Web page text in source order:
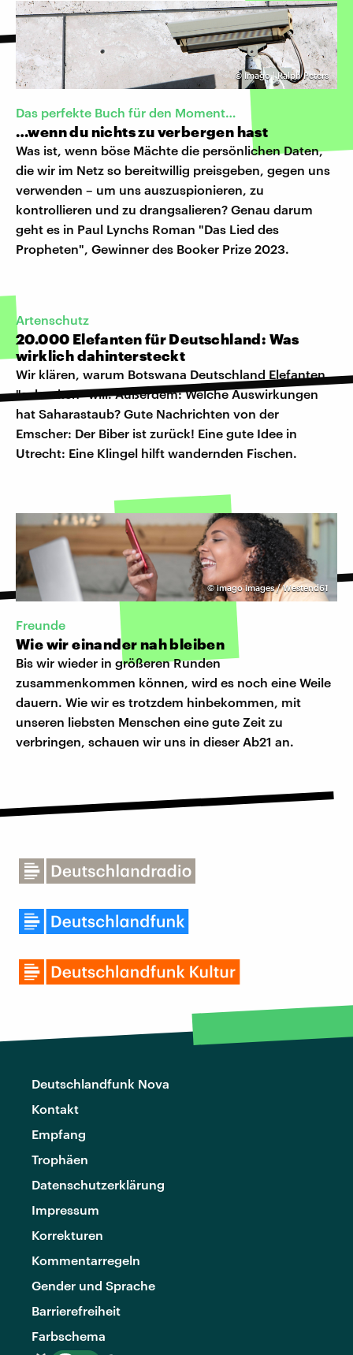
© Imago | Ralph Peters
Das perfekte Buch für den Moment…
…wenn du nichts zu verbergen hast
Was ist, wenn böse Mächte die persönlichen Daten,
die wir im Netz so bereitwillig preisgeben, gegen uns
verwenden – um uns auszuspionieren, zu
kontrollieren und zu drangsalieren? Genau darum
geht es in Paul Lynchs Roman "Das Lied des
Propheten", Gewinner des Booker Prize 2023.
Artenschutz
20.000 Elefanten für Deutschland: Was
wirklich dahintersteckt
Wir klären, warum Botswana Deutschland Elefanten
"schenken" will. Außerdem: Welche Auswirkungen
hat Saharastaub? Gute Nachrichten von der
Emscher: Der Biber ist zurück! Eine gute Idee in
Utrecht: Eine Klingel hilft wandernden Fischen.
©imago images / Westend61
Freunde
Wie wir einander nah bleiben
Bis wir wieder in größeren Runden
zusammenkommen können, wird es noch eine Weile
dauern. Wie wir es trotzdem hinbekommen, mit
unseren liebsten Menschen eine gute Zeit zu
verbringen, schauen wir uns in dieser Ab21 an.
Deutschlandfunk Nova
Kontakt
Empfang
Trophäen
Datenschutzerklärung
Impressum
Korrekturen
Kommentarregeln
Gender und Sprache
Barrierefreiheit
Farbschema